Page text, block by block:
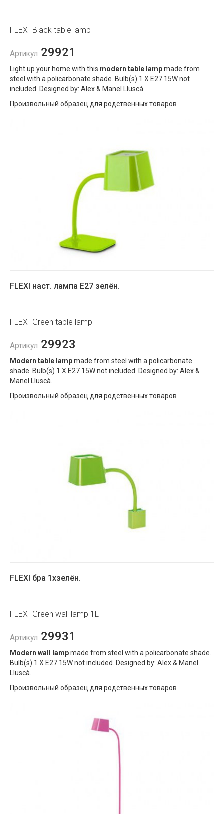
FLEXI Black table lamp
Артикул 29921
Light up your home with this modern table lampmade from
steel with a policarbonate shade. Bulb(s) 1 X E27 15W not
included. Designed by: Alex & Manel Lluscà.
Произвольный образец для родственных товаров
FLEXI наст. лампа E27 зелён.
FLEXI Green table lamp
Артикул 29923
Modern table lampmade from steel with a policarbonate
shade. Bulb(s) 1 X E27 15W not included. Designed by: Alex &
Manel Lluscà.
Произвольный образец для родственных товаров
FLEXI бра 1xзелён.
FLEXI Green wall lamp 1L
Артикул 29931
Modern wall lampmade from steel with a policarbonate shade.
Bulb(s) 1 X E27 15W not included. Designed by: Alex & Manel
Lluscà.
Произвольный образец для родственных товаров